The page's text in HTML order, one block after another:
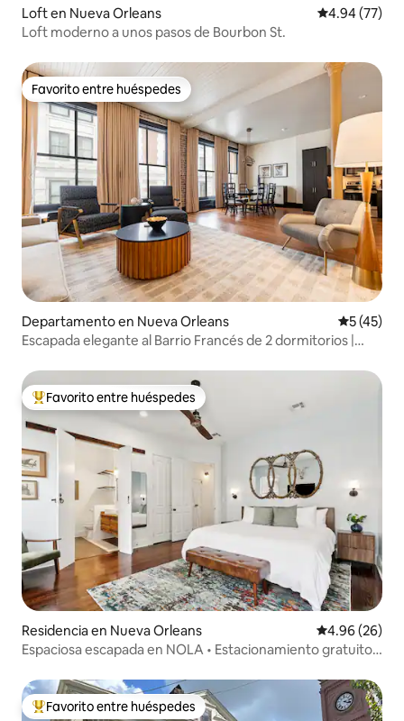
Loft en Nueva Orleans Calificación
4.94 (77)
Loft moderno a unos pasos de Bourbon St.
Favorito entre huéspedes
Favorito entre huéspedes
Departamento en Nueva Orleans
5 (45)
Escapada elegante al Barrio Francés de 2 dormitorios |
De los mejores en Favorito entre huéspedes
Favorito entre huéspedes
Residencia en Nueva Orleans Calificación
4.96 (26)
Espaciosa escapada en NOLA • Estacionamiento gratuito •
De los mejores en Favorito entre huéspedes
Favorito entre huéspedes